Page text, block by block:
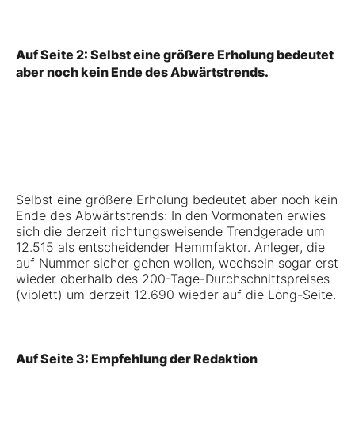
Auf Seite 2: Selbst eine größere Erholung bedeutet
aber noch kein Ende des Abwärtstrends.
Selbst eine größere Erholung bedeutet aber noch kein
Ende des Abwärtstrends: In den Vormonaten erwies
sich die derzeit richtungsweisende Trendgerade um
12.515 als entscheidender Hemmfaktor. Anleger, die
auf Nummer sicher gehen wollen, wechseln sogar erst
wieder oberhalb des 200-Tage-Durchschnittspreises
(violett) um derzeit 12.690 wieder auf die Long-Seite.
Auf Seite 3: Empfehlung der Redaktion